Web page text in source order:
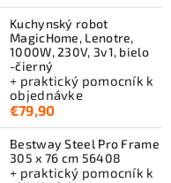
Kuchynský robot
MagicHome, Lenotre,
1000W, 230V, 3v1, bielo
-čierný
+ praktický pomocník k
objednávke
€79,90
Bestway Steel Pro Frame
305 x 76 cm 56408
+ praktický pomocník k